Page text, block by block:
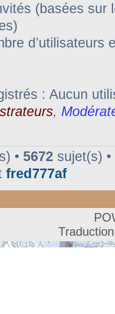
(basées sur
d’utilisateurs
: Aucun
,
• 5672 sujet(s) •
fred777af